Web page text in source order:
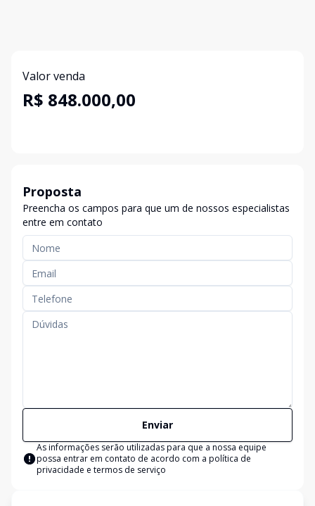
Valor venda
R$ 848.000,00
Proposta
Preencha os campos para que um de nossos especialistas
entre em contato
Enviar
As informações serão utilizadas para que a nossa equipe
possa entrar em contato de acordo com a política de
privacidade e termos de serviço